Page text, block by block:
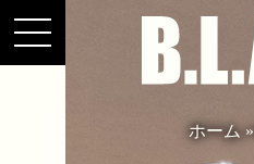
ホーム»